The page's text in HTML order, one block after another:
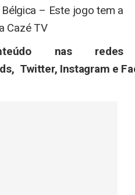
– Este jogo tem a
Cazé TV
nas redes
, Twitter, Instagram e